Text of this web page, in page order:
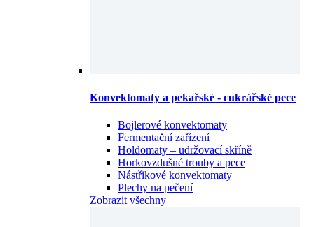
Konvektomaty a pekařské - cukrářské pece
Bojlerové konvektomaty
Fermentační zařízení
Holdomaty – udržovací skříně
Horkovzdušné trouby a pece
Nástřikové konvektomaty
Plechy na pečení
Zobrazit všechny